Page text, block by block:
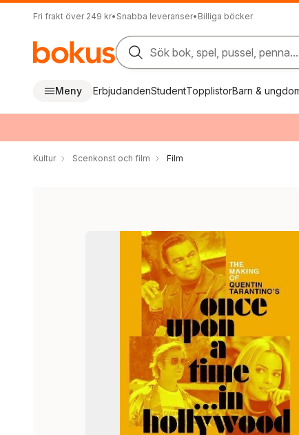
Fri frakt över 249 kr• Snabba leveranser• Billiga böcker
Sök bok, spel, pussel, penna...
Meny ErbjudandenStudentTopplistorBarn &
Kultur Scenkonst och film Film